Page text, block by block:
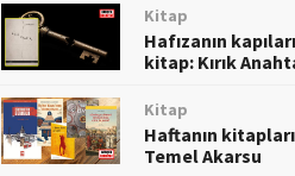
Kitap
Hafızanın
kitap: Kırık
Kitap
Haftanın
Temel Akarsu